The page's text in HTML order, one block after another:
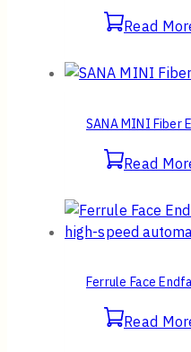
Read
SANA MINI
Read
Ferrule Face
Read